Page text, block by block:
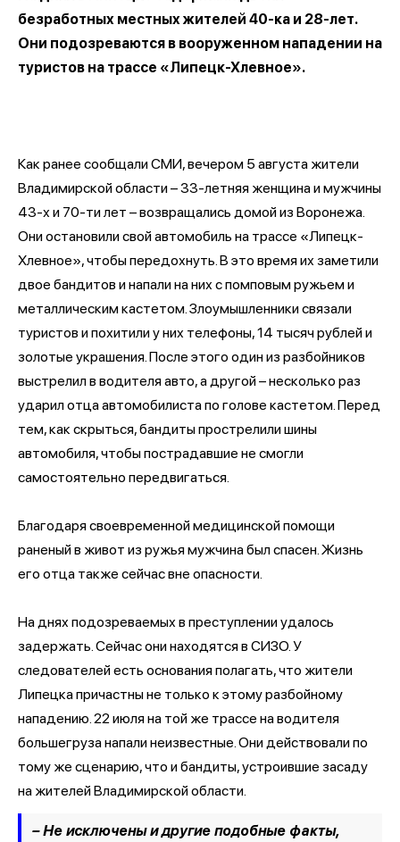
безработных местных жителей 40-ка и 28-лет.
Они подозреваются в вооруженном нападении на
туристов на трассе «Липецк-Хлевное».
Как ранее сообщали СМИ, вечером 5 августа жители
Владимирской области – 33-летняя женщина и мужчины
43-х и 70-ти лет – возвращались домой из Воронежа.
Они остановили свой автомобиль на трассе «Липецк-
Хлевное», чтобы передохнуть. В это время их заметили
двое бандитов и напали на них с помповым ружьем и
металлическим кастетом. Злоумышленники связали
туристов и похитили у них телефоны, 14 тысяч рублей и
золотые украшения. После этого один из разбойников
выстрелил в водителя авто, а другой – несколько раз
ударил отца автомобилиста по голове кастетом. Перед
тем, как скрыться, бандиты прострелили шины
автомобиля, чтобы пострадавшие не смогли
самостоятельно передвигаться.
Благодаря своевременной медицинской помощи
раненый в живот из ружья мужчина был спасен. Жизнь
его отца также сейчас вне опасности.
На днях подозреваемых в преступлении удалось
задержать. Сейчас они находятся в СИЗО. У
следователей есть основания полагать, что жители
Липецка причастны не только к этому разбойному
нападению. 22 июля на той же трассе на водителя
большегруза напали неизвестные. Они действовали по
тому же сценарию, что и бандиты, устроившие засаду
на жителей Владимирской области.
– Не исключены и другие подобные факты,